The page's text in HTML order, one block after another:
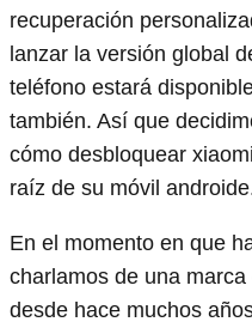
recuperación
lanzar la versión global
teléfono estará
también. Así que
cómo desbloquear
raíz de su móvil
En el momento en que
charlamos de una
desde hace muchos